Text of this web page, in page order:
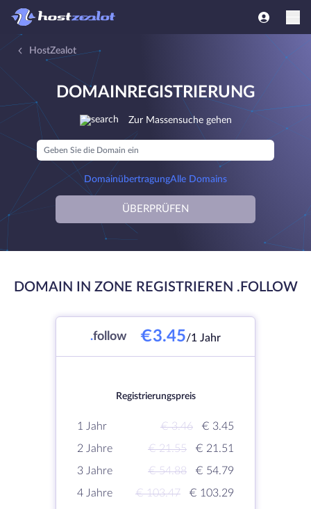
HostZealot
DOMAINREGISTRIERUNG
Zur Massensuche gehen
DomainübertragungAlle Domains
ÜBERPRÜFEN
DOMAIN IN ZONE REGISTRIEREN .FOLLOW
.follow €3.45/1 Jahr
Registrierungspreis
1 Jahr € 3.46
€ 3.45
2 Jahre
€ 21.55
€ 21.51
3 Jahre
€ 54.88
€ 54.79
4 Jahre
€ 103.47
€ 103.29